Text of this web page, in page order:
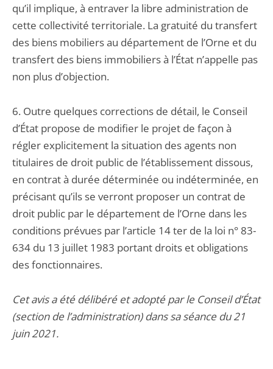
qu’il implique, à entraver la libre administration de
cette collectivité territoriale. La gratuité du transfert
des biens mobiliers au département de l’Orne et du
transfert des biens immobiliers à l’État n’appelle pas
non plus d’objection.
6. Outre quelques corrections de détail, le Conseil
d’État propose de modifier le projet de façon à
régler explicitement la situation des agents non
titulaires de droit public de l’établissement dissous,
en contrat à durée déterminée ou indéterminée, en
précisant qu’ils se verront proposer un contrat de
droit public par le département de l’Orne dans les
conditions prévues par l’article 14 ter de la loi n° 83-
634 du 13 juillet 1983 portant droits et obligations
des fonctionnaires.
Cet avis a été délibéré et adopté par le Conseil d’État
(section de l’administration) dans sa séance du 21
juin 2021.